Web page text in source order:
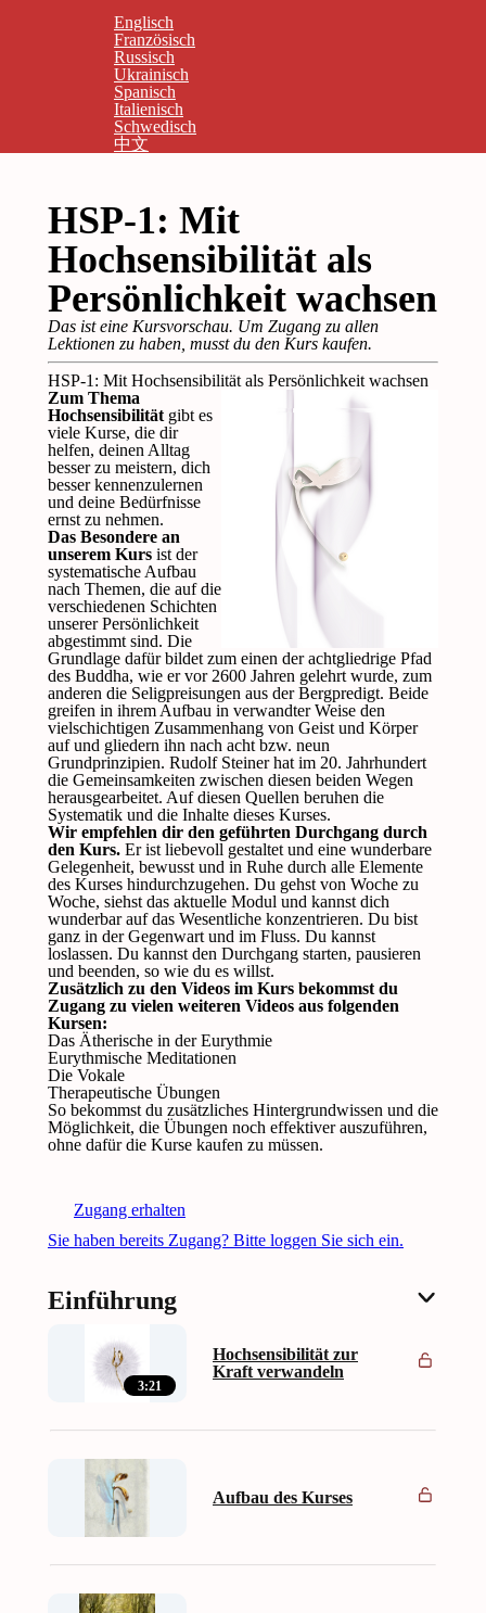
Englisch
Französisch
Russisch
Ukrainisch
Spanisch
Italienisch
Schwedisch
中文
HSP-1: Mit
Hochsensibilität als
Persönlichkeit wachsen
Das ist eine Kursvorschau. Um Zugang zu allen
Lektionen zu haben, musst du den Kurs kaufen.
HSP-1: Mit Hochsensibilität als Persönlichkeit wachsen
Zum Thema
Hochsensibilität gibt es
viele Kurse, die dir
helfen, deinen Alltag
besser zu meistern, dich
besser kennenzulernen
und deine Bedürfnisse
ernst zu nehmen.
Das Besondere an
unserem Kurs ist der
systematische Aufbau
nach Themen, die auf die
verschiedenen Schichten
unserer Persönlichkeit
abgestimmt sind. Die
Grundlage dafür bildet zum einen der achtgliedrige Pfad
des Buddha, wie er vor 2600 Jahren gelehrt wurde, zum
anderen die Seligpreisungen aus der Bergpredigt. Beide
greifen in ihrem Aufbau in verwandter Weise den
vielschichtigen Zusammenhang von Geist und Körper
auf und gliedern ihn nach acht bzw. neun
Grundprinzipien. Rudolf Steiner hat im 20. Jahrhundert
die Gemeinsamkeiten zwischen diesen beiden Wegen
herausgearbeitet. Auf diesen Quellen beruhen die
Systematik und die Inhalte dieses Kurses.
Wir empfehlen dir den geführten Durchgang durch
den Kurs. Er ist liebevoll gestaltet und eine wunderbare
Gelegenheit, bewusst und in Ruhe durch alle Elemente
des Kurses hindurchzugehen. Du gehst von Woche zu
Woche, siehst das aktuelle Modul und kannst dich
wunderbar auf das Wesentliche konzentrieren. Du bist
ganz in der Gegenwart und im Fluss. Du kannst
loslassen. Du kannst den Durchgang starten, pausieren
und beenden, so wie du es willst.
Zusätzlich zu den Videos im Kurs bekommst du
Zugang zu vielen weiteren Videos aus folgenden
Kursen:
Das Ätherische in der Eurythmie
Eurythmische Meditationen
Die Vokale
Therapeutische Übungen
So bekommst du zusätzliches Hintergrundwissen und die
Möglichkeit, die Übungen noch effektiver auszuführen,
ohne dafür die Kurse kaufen zu müssen.
Zugang erhalten
Sie haben bereits Zugang? Bitte loggen Sie sich ein.
Einführung
3:21
Hochsensibilität zur
Kraft verwandeln
Aufbau des Kurses